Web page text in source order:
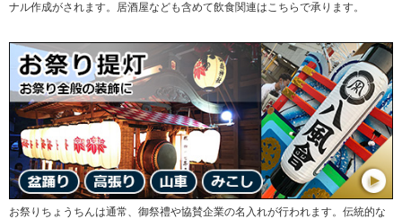
ナル作成がされます。居酒屋なども含めて飲食関連はこちらで承ります。
お祭りちょうちんは通常、御祭禮や協賛企業の名入れが行われます。伝統的な